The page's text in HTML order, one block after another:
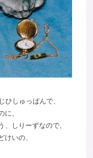
ひしゅっぱんで、
に、
、しりーずなので、
けいの、